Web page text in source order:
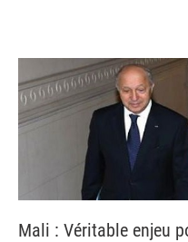
Mali : Véritable enjeu